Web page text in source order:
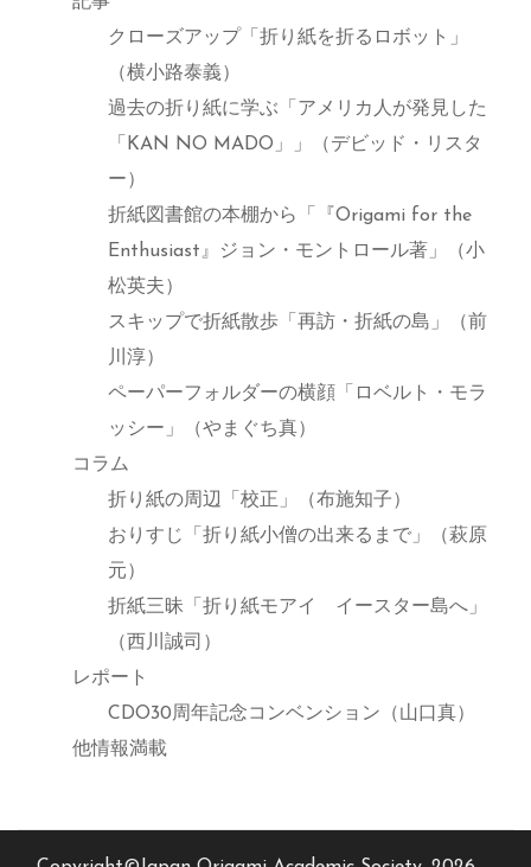
クローズアップ「折り紙を折るロボット」
（横小路泰義）
過去の折り紙に学ぶ「アメリカ人が発見した
「KAN NO MADO」」（デビッド・リスタ
ー）
折紙図書館の本棚から「『Origami for the
Enthusiast』ジョン・モントロール著」（小
松英夫）
スキップで折紙散歩「再訪・折紙の島」（前
川淳）
ペーパーフォルダーの横顔「ロベルト・モラ
ッシー」（やまぐち真）
コラム
折り紙の周辺「校正」（布施知子）
おりすじ「折り紙小僧の出来るまで」（萩原
元）
折紙三昧「折り紙モアイ イースター島へ」
（西川誠司）
レポート
CDO30周年記念コンベンション（山口真）
他情報満載